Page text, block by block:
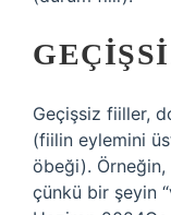
Geçişsiz fiiller,
(fiilin eylemini
öbeği).
çünkü bir şeyin